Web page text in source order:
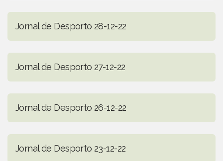
Jornal de Desporto 28-12-22
Jornal de Desporto 27-12-22
Jornal de Desporto 26-12-22
Jornal de Desporto 23-12-22